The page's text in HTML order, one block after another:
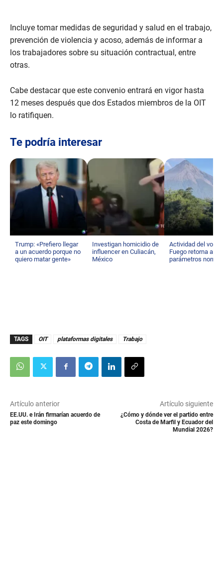
Incluye tomar medidas de seguridad y salud en el trabajo,
prevención de violencia y acoso, además de informar a
los trabajadores sobre su situación contractual, entre
otras.
Cabe destacar que este convenio entrará en vigor hasta
12 meses después que dos Estados miembros de la OIT
lo ratifiquen.
Te podría interesar
Trump: «Prefiero llegar
a un acuerdo porque no
quiero matar gente»
Investigan homicidio de
influencer en Culiacán,
México
Actividad del
Fuego retorna a
parámetros
TAGS OIT plataformas digitales Trabajo
Artículo anterior
EE.UU. e Irán firmarían acuerdo de
paz este domingo
Artículo siguiente
¿Cómo y dónde ver el partido entre
Costa de Marfil y Ecuador del
Mundial 2026?